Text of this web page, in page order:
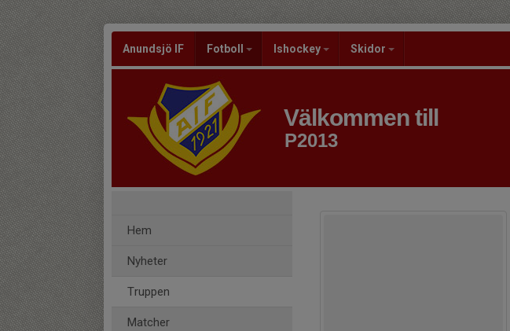
Anundsjö IF Fotboll Ishockey Skidor
Välkommen till
P2013
Hem
Nyheter
Truppen
Matcher